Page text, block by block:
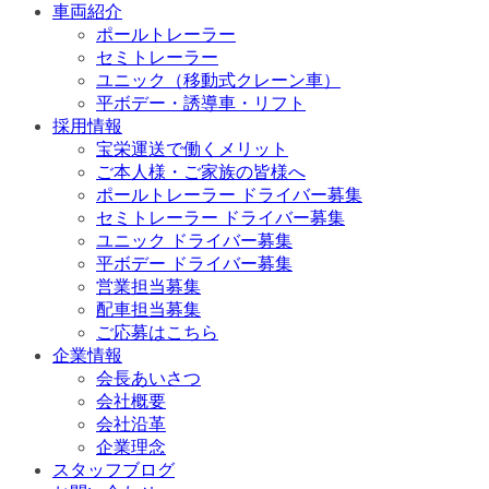
車両紹介
ポールトレーラー
セミトレーラー
ユニック（移動式クレーン車）
平ボデー・誘導車・リフト
採用情報
宝栄運送で働くメリット
ご本人様・ご家族の皆様へ
ポールトレーラー ドライバー募集
セミトレーラー ドライバー募集
ユニック ドライバー募集
平ボデー ドライバー募集
営業担当募集
配車担当募集
ご応募はこちら
企業情報
会長あいさつ
会社概要
会社沿革
企業理念
スタッフブログ